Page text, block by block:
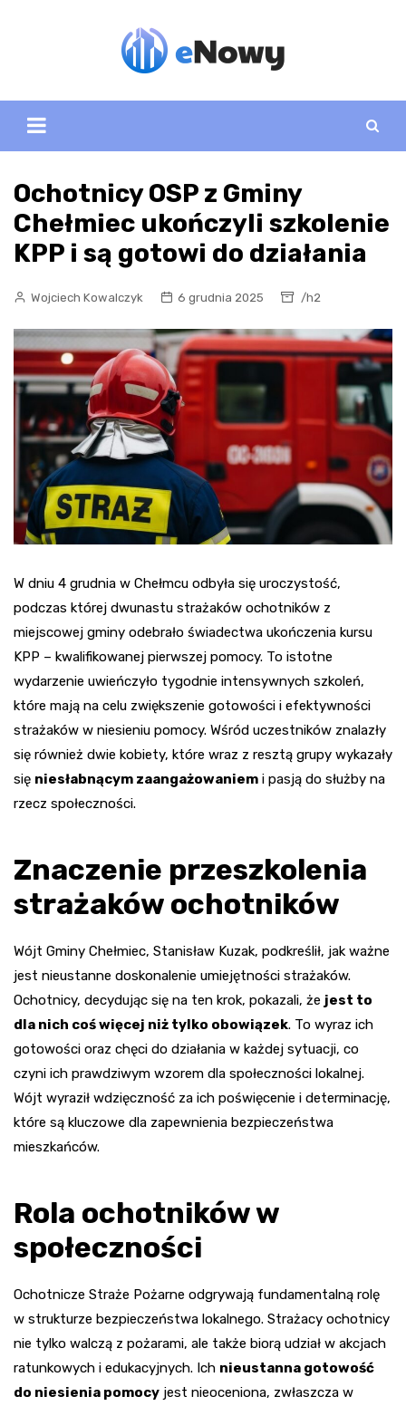
Ochotnicy OSP z Gminy
Chełmiec ukończyli szkolenie
KPP i są gotowi do działania
Wojciech Kowalczyk 6 grudnia 2025 /h2
W dniu 4 grudnia w Chełmcu odbyła się uroczystość,
podczas której dwunastu strażaków ochotników z
miejscowej gminy odebrało świadectwa ukończenia kursu
KPP – kwalifikowanej pierwszej pomocy. To istotne
wydarzenie uwieńczyło tygodnie intensywnych szkoleń,
które mają na celu zwiększenie gotowości i efektywności
strażaków w niesieniu pomocy. Wśród uczestników znalazły
się również dwie kobiety, które wraz z resztą grupy wykazały
się niesłabnącym zaangażowaniem i pasją do służby na
rzecz społeczności.
Znaczenie przeszkolenia
strażaków ochotników
Wójt Gminy Chełmiec, Stanisław Kuzak, podkreślił, jak ważne
jest nieustanne doskonalenie umiejętności strażaków.
Ochotnicy, decydując się na ten krok, pokazali, że jest to
dla nich coś więcej niż tylko obowiązek. To wyraz ich
gotowości oraz chęci do działania w każdej sytuacji, co
czyni ich prawdziwym wzorem dla społeczności lokalnej.
Wójt wyraził wdzięczność za ich poświęcenie i determinację,
które są kluczowe dla zapewnienia bezpieczeństwa
mieszkańców.
Rola ochotników w
społeczności
Ochotnicze Straże Pożarne odgrywają fundamentalną rolę
w strukturze bezpieczeństwa lokalnego. Strażacy ochotnicy
nie tylko walczą z pożarami, ale także biorą udział w akcjach
ratunkowych i edukacyjnych. Ich nieustanna gotowość
do niesienia pomocy jest nieoceniona, zwłaszcza w